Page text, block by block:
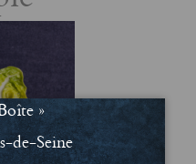
»
de-Seine